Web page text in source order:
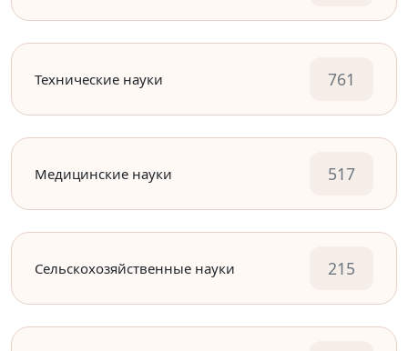
Технические науки 761
Медицинские науки 517
Сельскохозяйственные науки 215